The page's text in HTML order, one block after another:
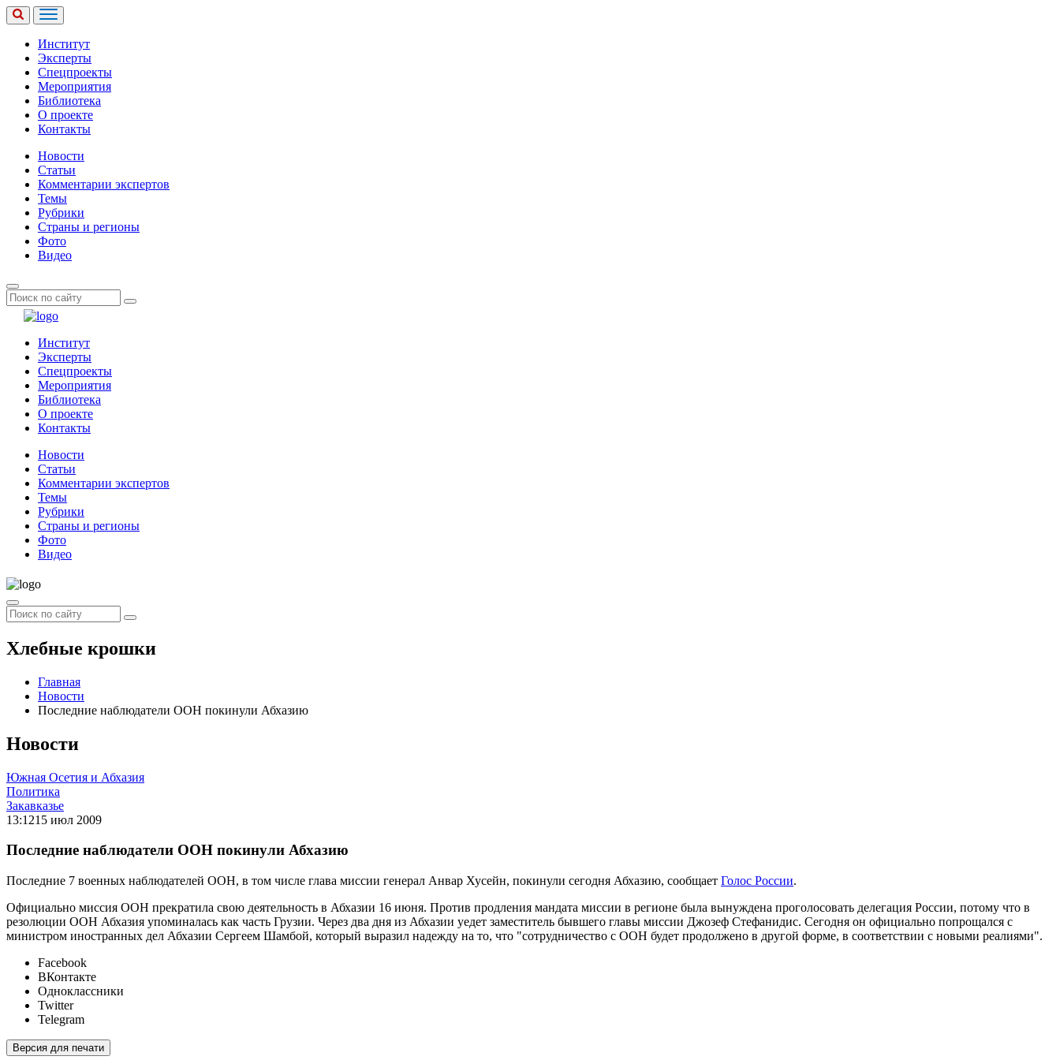
Институт
Эксперты
Спецпроекты
Мероприятия
Библиотека
О проекте
Контакты
Новости
Статьи
Комментарии экспертов
Темы
Рубрики
Страны и регионы
Фото
Видео
Институт
Эксперты
Спецпроекты
Мероприятия
Библиотека
О проекте
Контакты
Новости
Статьи
Комментарии экспертов
Темы
Рубрики
Страны и регионы
Фото
Видео
Хлебные крошки
Главная
Новости
Последние наблюдатели ООН покинули Абхазию
Новости
Южная Осетия и Абхазия
Политика
Закавказье
13:1215 июл 2009
Последние наблюдатели ООН покинули Абхазию
Последние 7 военных наблюдателей ООН, в том числе глава миссии генерал Анвар Хусейн, покинули сегодня Абхазию, сообщает Голос России.
Официально миссия ООН прекратила свою деятельность в Абхазии 16 июня. Против продления мандата миссии в регионе была вынуждена проголосовать делегация России, потому что в
резолюции ООН Абхазия упоминалась как часть Грузии. Через два дня из Абхазии уедет заместитель бывшего главы миссии Джозеф Стефанидис. Сегодня он официально попрощался с
министром иностранных дел Абхазии Сергеем Шамбой, который выразил надежду на то, что "сотрудничество с ООН будет продолжено в другой форме, в соответствии с новыми реалиями".
Facebook
ВКонтакте
Одноклассники
Twitter
Telegram
Версия для печати